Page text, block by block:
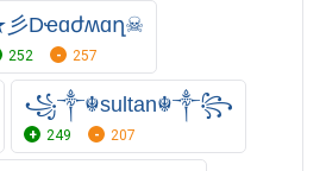
Dҽɑժʍɑղ☠
252 257
꧁༒☬sultan☬༒꧂
249 207